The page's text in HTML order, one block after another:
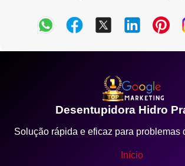
Desentupidora Hidro
Solução rápida e eficaz para problemas
Início